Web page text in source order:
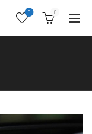
0 0